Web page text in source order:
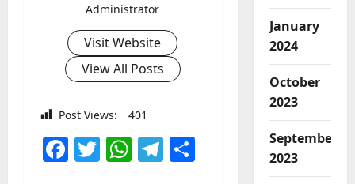
Administrator
Visit Website
View All Posts
Post Views: 401
Facebook
Twitter
WhatsApp
Telegram
January
2024
October
2023
September
2023